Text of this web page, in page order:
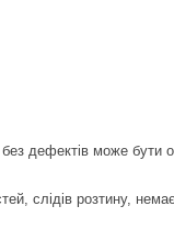
дефектів може бути
слідів розтину,